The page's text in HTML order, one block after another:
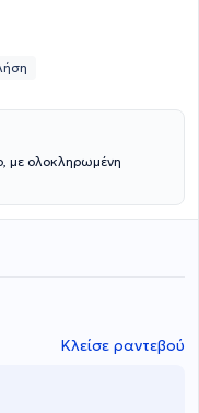
με ολοκληρωμένη
Κλείσε ραντεβού